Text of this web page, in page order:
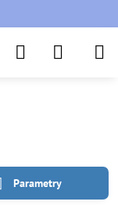
Parametry